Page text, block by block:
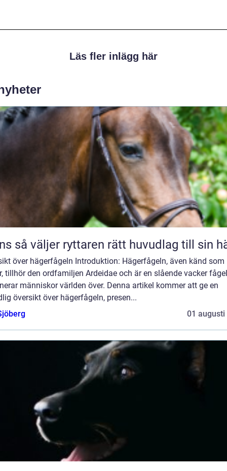
Läs fler inlägg här
Träns så väljer ryttaren rätt huvudlag till sin
över hägerfågeln Introduktion: Hägerfågeln, även känd som
tillhör den ordfamiljen Ardeidae och är en slående vacker
människor världen över. Denna artikel kommer att ge en
översikt över hägerfågeln, presen...
01 augusti